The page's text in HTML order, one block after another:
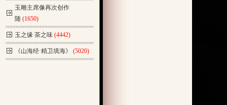
玉雕主席像再次创作
随 (1650)
玉之缘 茶之味 (4442)
《山海经·精卫填海》 (5020)